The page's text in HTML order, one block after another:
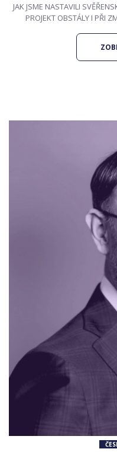
JAK JSME NASTAVILI
PROJEKT OBSTÁLY I PŘI